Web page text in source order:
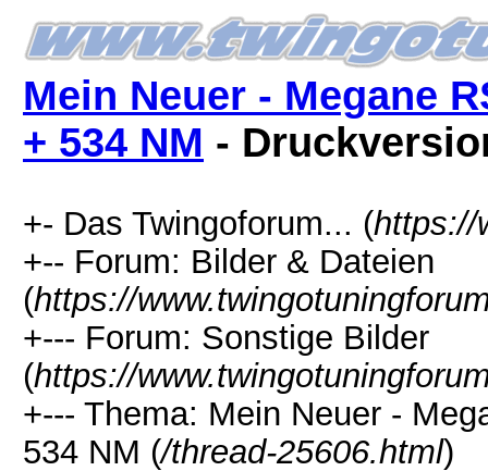
Mein Neuer - Megane
+ 534 NM -
+- Das Twingoforum... (https://
+-- Forum: Bilder & Dateien
(https://
+--- Forum: Sonstige Bilder
(https://
+--- Thema: Mein Neuer -
534 NM (/thread-25606.html)